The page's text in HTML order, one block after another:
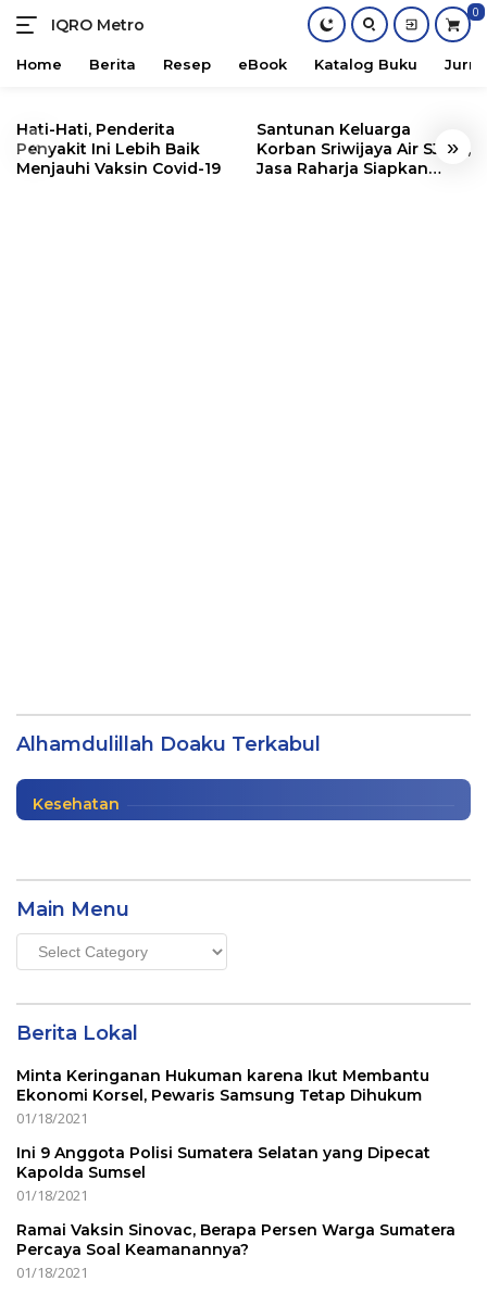
content
IQRO Metro
Lets
Bright
0
Home Berita Resep eBook Katalog Buku
« »
Hati-Hati, Penderita
Penyakit Ini Lebih Baik
Menjauhi Vaksin Covid-19
Santunan Keluarga
Korban Sriwijaya Air SJ182,
Jasa Raharja Siapkan
Alhamdulillah Doaku Terkabul
Syukron Maksum
Buku |04/02/2024
Kesehatan
Main Menu
Main
Menu
Berita Lokal
Minta Keringanan Hukuman karena Ikut Membantu
Ekonomi Korsel, Pewaris Samsung Tetap Dihukum
01/18/2021
Ini 9 Anggota Polisi Sumatera Selatan yang Dipecat
Kapolda Sumsel
01/18/2021
Ramai Vaksin Sinovac, Berapa Persen Warga Sumatera
Percaya Soal Keamanannya?
01/18/2021